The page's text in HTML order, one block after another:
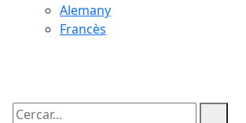
Alemany
Francès